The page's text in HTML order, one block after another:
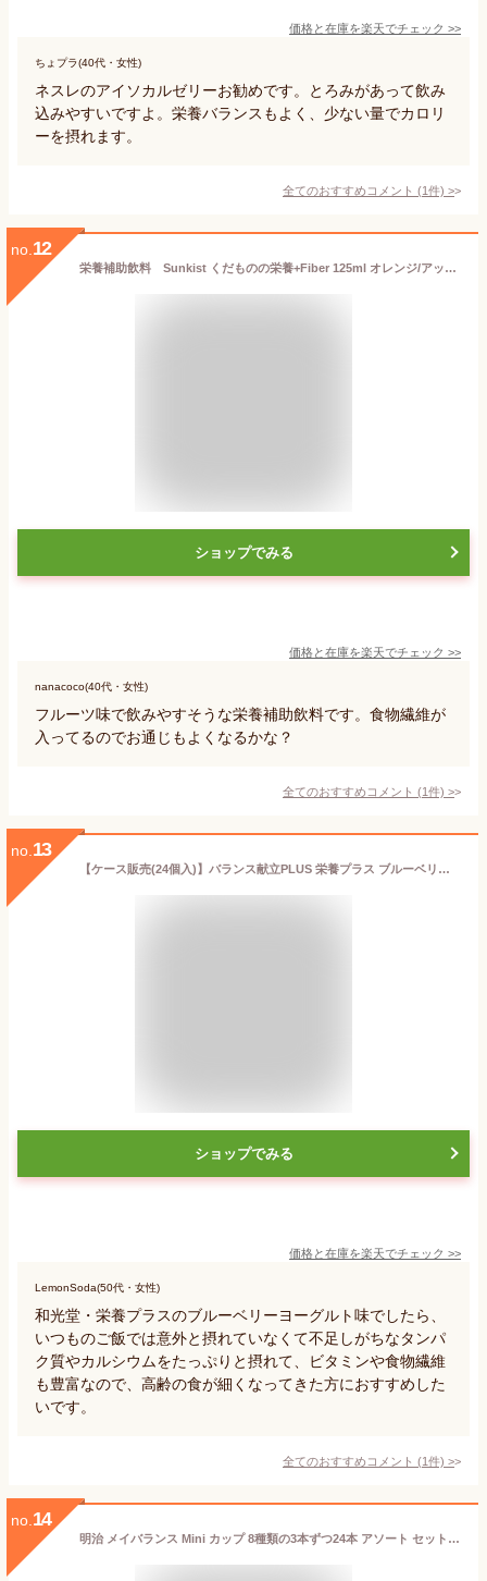
価格と在庫を楽天でチェック >>
ちょプラ(40代・女性)
ネスレのアイソカルゼリーお勧めです。とろみがあって飲み
込みやすいですよ。栄養バランスもよく、少ない量でカロリ
ーを摂れます。
全てのおすすめコメント (1件) >
no. 12
栄養補助飲料 Sunkist くだものの栄養+Fiber 125ml オレンジ/アップル＆キャロット/グレープ＆ブルーベリー 食物繊維 オリゴ糖 シールド乳酸菌配合 （クリニコ 森永乳業グループ）［軽減税率対象商品］
ショップでみる
価格と在庫を楽天でチェック >>
nanacoco(40代・女性)
フルーツ味で飲みやすそうな栄養補助飲料です。食物繊維が
入ってるのでお通じもよくなるかな？
全てのおすすめコメント (1件) >
no. 13
【ケース販売(24個入)】バランス献立PLUS 栄養プラス ブルーベリーヨーグルト味 125mL【スマイルケア食「青」マーク】
ショップでみる
価格と在庫を楽天でチェック >>
LemonSoda(50代・女性)
和光堂・栄養プラスのブルーベリーヨーグルト味でしたら、
いつものご飯では意外と摂れていなくて不足しがちなタンパ
ク質やカルシウムをたっぷりと摂れて、ビタミンや食物繊維
も豊富なので、高齢の食が細くなってきた方におすすめした
いです。
全てのおすすめコメント (1件) >
no. 14
明治 メイバランス Mini カップ 8種類の3本ずつ24本 アソート セット (ミルクテイストセット＆白桃ヨーグルト、ブルーベリーヨーグルト)